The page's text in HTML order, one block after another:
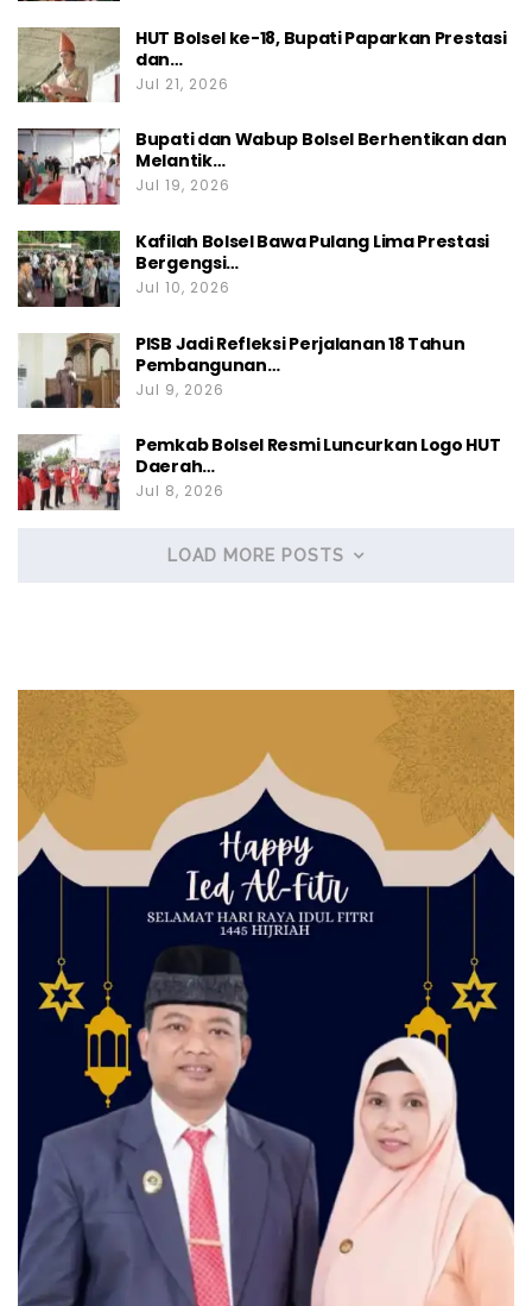
HUT Bolsel ke-18, Bupati Paparkan Prestasi
dan…
Jul 21, 2026
Bupati dan Wabup Bolsel Berhentikan dan
Melantik…
Jul 19, 2026
Kafilah Bolsel Bawa Pulang Lima Prestasi
Bergengsi…
Jul 10, 2026
PISB Jadi Refleksi Perjalanan 18 Tahun
Pembangunan…
Jul 9, 2026
Pemkab Bolsel Resmi Luncurkan Logo HUT
Daerah…
Jul 8, 2026
LOAD MORE POSTS